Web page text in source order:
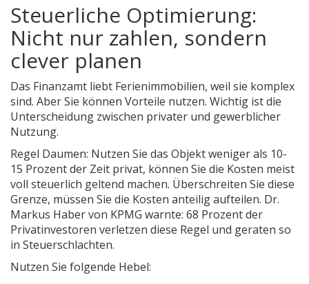
Steuerliche Optimierung:
Nicht nur zahlen, sondern
clever planen
Das Finanzamt liebt Ferienimmobilien, weil sie komplex
sind. Aber Sie können Vorteile nutzen. Wichtig ist die
Unterscheidung zwischen privater und gewerblicher
Nutzung.
Regel Daumen: Nutzen Sie das Objekt weniger als 10-
15 Prozent der Zeit privat, können Sie die Kosten meist
voll steuerlich geltend machen. Überschreiten Sie diese
Grenze, müssen Sie die Kosten anteilig aufteilen. Dr.
Markus Haber von KPMG warnte: 68 Prozent der
Privatinvestoren verletzen diese Regel und geraten so
in Steuerschlachten.
Nutzen Sie folgende Hebel: